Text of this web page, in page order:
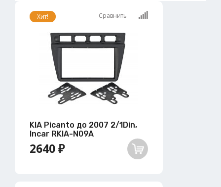
Хит! Сравнить
KIA Picanto до 2007 2/1Din,
Incar RKIA-N09A
2640 ₽